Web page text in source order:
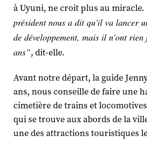
à Uyuni, ne croit plus au miracle.
président nous a dit qu'il va lancer
de développement, mais il n'ont rien
ans”, dit-elle.
Avant notre départ, la guide
ans, nous conseille de faire une
cimetière de trains et
qui se trouve aux abords de la
une des attractions touristiques